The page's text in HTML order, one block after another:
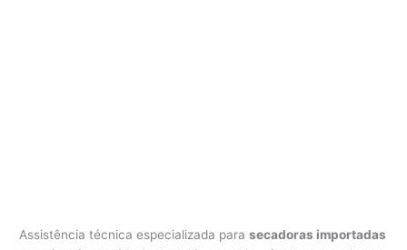
Assistência técnica especializada parasecadoras importadas